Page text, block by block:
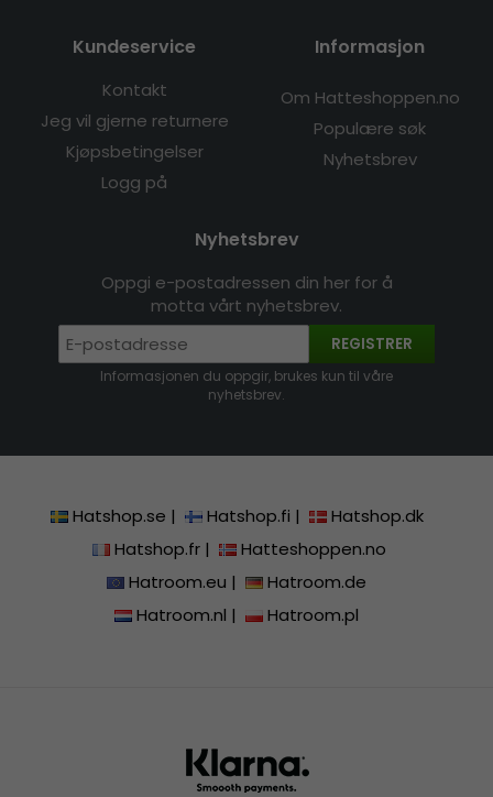
Kundeservice
Kontakt
Jeg vil gjerne returnere
Kjøpsbetingelser
Logg på
Informasjon
Om Hatteshoppen.no
Populære søk
Nyhetsbrev
Nyhetsbrev
Oppgi e-postadressen din her for å
motta vårt nyhetsbrev.
REGISTRER
Informasjonen du oppgir, brukes kun til våre
nyhetsbrev.
Hatshop.se | Hatshop.fi |
Hatshop.dk
Hatshop.fr|
Hatteshoppen.no
Hatroom.eu |
Hatroom.de
Hatroom.nl | Hatroom.pl